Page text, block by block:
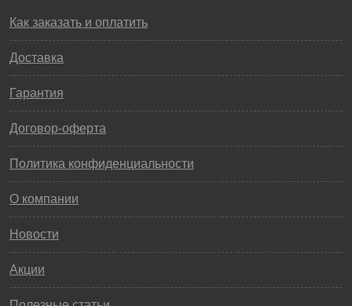
Как заказать и оплатить
Доставка
Гарантия
Договор-оферта
Политика конфиденциальности
О компании
Новости
Акции